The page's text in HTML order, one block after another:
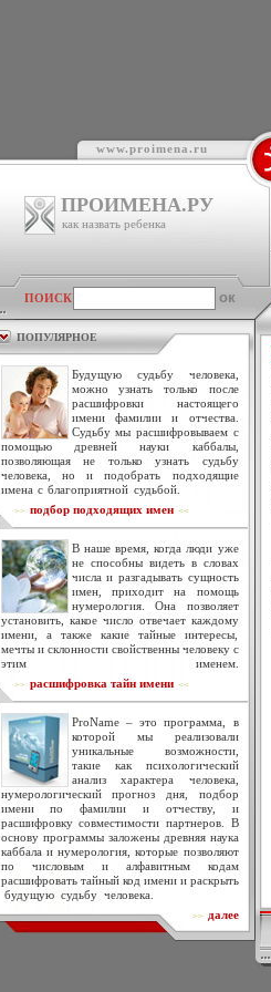
www.proimena.ru
ПРОИМЕНА.РУ
как назвать ребенка
ПОИСК
ПОПУЛЯРНОЕ
Будущую судьбу человека,
можно узнать только после
расшифровки настоящего
имени фамилии и отчества.
Судьбу мы расшифровываем с
помощью древней науки каббалы,
позволяющая не только узнать судьбу
человека, но и подобрать подходящие
имена с благоприятной судьбой.
>> подбор подходящих имен<<
В наше время, когда люди уже
не способны видеть в словах
числа и разгадывать сущность
имен, приходит на помощь
нумерология. Она позволяет
установить, какое число отвечает каждому
имени, а также какие тайные интересы,
мечты и склонности свойственны человеку с
этим именем.
>> расшифровка тайн имени<<
ProName – это программа, в
которой мы реализовали
уникальные возможности,
такие как психологический
анализ характера человека,
нумерологический прогноз дня, подбор
имени по фамилии и отчеству, и
расшифровку совместимости партнеров. В
основу программы заложены древняя наука
каббала и нумерология, которые позволяют
по числовым и алфавитным кодам
расшифровать тайный код имени и раскрыть
будущую судьбу человека.
>> далее